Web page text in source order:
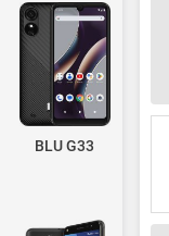
BLU G33